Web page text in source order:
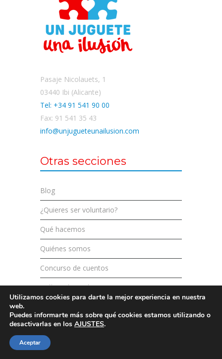
Pasaje Nicolauets, 1
03440 Ibi (Alicante)
Tel: +34 91 541 90 00
Fax: 91 541 35 43
info@unjugueteunailusion.com
Otras secciones
Blog
¿Quieres ser voluntario?
Qué hacemos
Quiénes somos
Concurso de cuentos
Política de cookies
Redes sociales
Utilizamos cookies para darte la mejor experiencia en nuestra
web.
Puedes informarte más sobre qué cookies estamos utilizando o
desactivarlas en los AJUSTES.
Aceptar